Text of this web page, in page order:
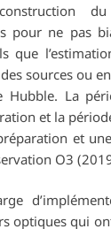
du
pour ne pas
que
sources ou
Hubble. La
et la
et
O3
optiques qui